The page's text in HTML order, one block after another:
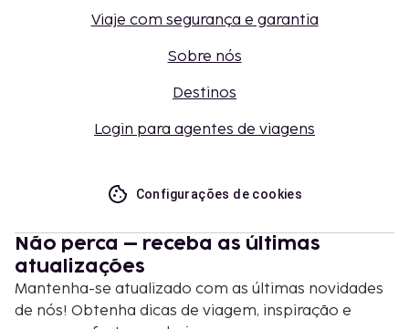
Viaje com segurança e garantia
Sobre nós
Destinos
Login para agentes de viagens
Configurações de cookies
Não perca – receba as últimas
atualizações
Mantenha-se atualizado com as últimas novidades
de nós! Obtenha dicas de viagem, inspiração e